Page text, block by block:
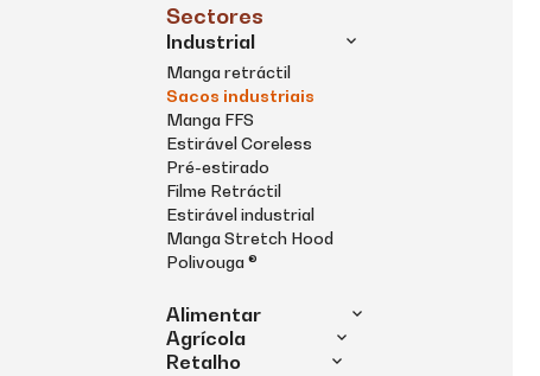
Sectores
Industrial
Manga retráctil
Sacos industriais
Manga FFS
Estirável Coreless
Pré-estirado
Filme Retráctil
Estirável industrial
Manga Stretch Hood
Polivouga ®
Alimentar
Agrícola
Retalho